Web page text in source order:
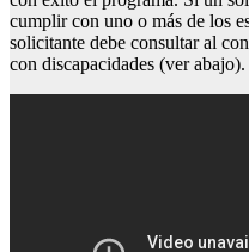
cumplir con uno o más de los
solicitante debe consultar al
con discapacidades (ver abajo).